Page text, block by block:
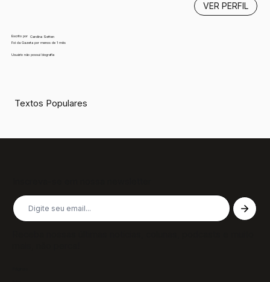
Escrito por
Carolina Setten
Foi da Gazeta por menos de 1 mês
Usuário não possui biografia
VER PERFIL
Textos Populares